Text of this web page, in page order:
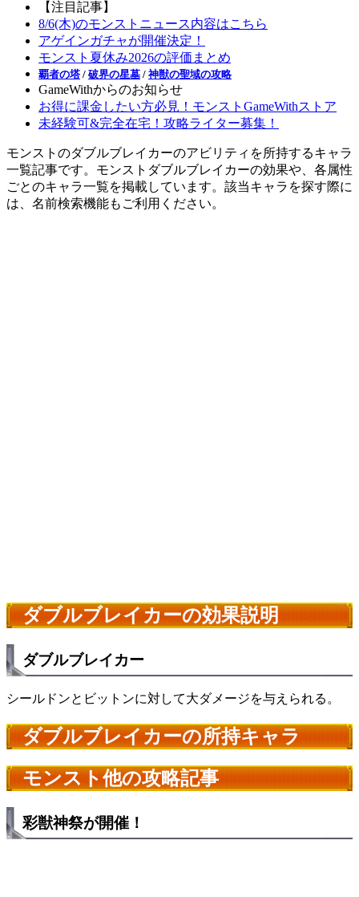
【注目記事】
8/6(木)のモンストニュース内容はこちら
アゲインガチャが開催決定！
モンスト夏休み2026の評価まとめ
覇者の塔 / 破界の星墓 / 神獣の聖域の攻略
GameWithからのお知らせ
お得に課金したい方必見！モンストGameWithストア
未経験可&完全在宅！攻略ライター募集！
モンストのダブルブレイカーのアビリティを所持するキャラ
一覧記事です。モンストダブルブレイカーの効果や、各属性
ごとのキャラ一覧を掲載しています。該当キャラを探す際に
は、名前検索機能もご利用ください。
ダブルブレイカーの効果説明
ダブルブレイカー
シールドンとビットンに対して大ダメージを与えられる。
ダブルブレイカーの所持キャラ
モンスト他の攻略記事
彩獣神祭が開催！